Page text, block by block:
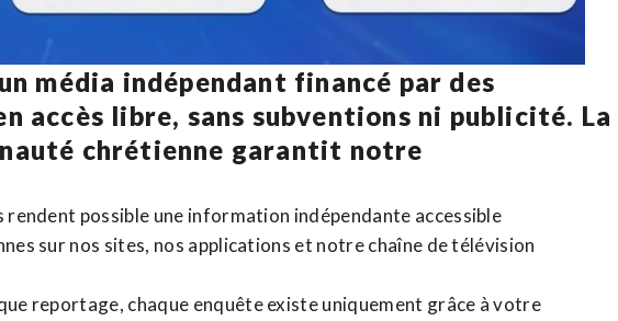
média indépendant financé par des
accès libre, sans subventions ni publicité. La
chrétienne garantit notre
rendent possible une information indépendante accessible
sur nos sites, nos applications et notrechaîne de télévision
reportage, chaque enquête existe uniquement grâce à votre